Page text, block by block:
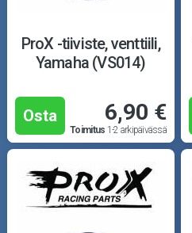
ProX -tiiviste, venttiili,
Yamaha (VS014)
Osta 6,90 €
Toimitus 1-2 arkipäivässä